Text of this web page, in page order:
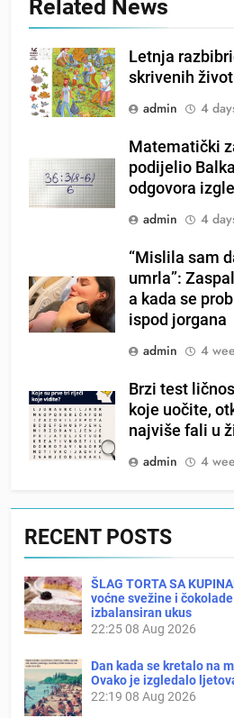
Related News
Letnja
skrivenih
admin
4
Matematički
podijelio
odgovora
admin
4
“Mislila sam
umrla”:
a kada se
ispod jorgana
admin
4
Brzi test
koje uočite,
najviše fali u
admin
4
RECENT POSTS
ŠLAG TORTA SA
voćne svežine i
izbalansiran ukus
22:2508 Aug 2026
Dan kada se kretalo na
Ovako je izgledalo
22:19 08 Aug 2026